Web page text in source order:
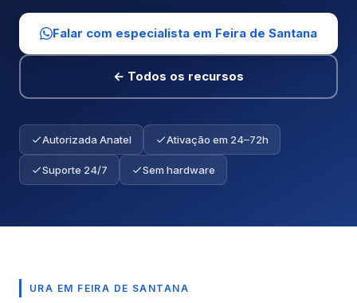
Falar com especialista em Feira de Santana
← Todos os recursos
Autorizada Anatel Ativação em 24–72h
Suporte 24/7 Sem hardware
URA EM FEIRA DE SANTANA